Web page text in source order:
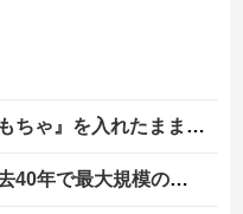
たままMRI検査を受けた結果 →
の地震「M4.7」の揺れを観測